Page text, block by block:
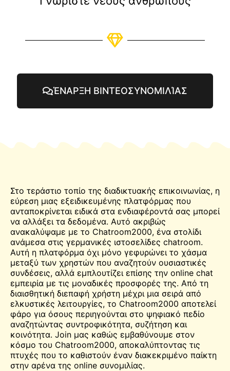
ΈΝΑΡΞΗ ΒΙΝΤΕΟΣΥΝΟΜΙΛΊΑΣ
Στο τεράστιο τοπίο της διαδικτυακής επικοινωνίας, η
εύρεση μιας εξειδικευμένης πλατφόρμας που
ανταποκρίνεται ειδικά στα ενδιαφέροντά σας μπορεί
να αλλάξει τα δεδομένα. Αυτό ακριβώς
ανακαλύψαμε με το Chatroom2000, ένα στολίδι
ανάμεσα στις γερμανικές ιστοσελίδες chatroom.
Αυτή η πλατφόρμα όχι μόνο γεφυρώνει το χάσμα
μεταξύ των χρηστών που αναζητούν ουσιαστικές
συνδέσεις, αλλά εμπλουτίζει επίσης την online chat
εμπειρία με τις μοναδικές προσφορές της. Από τη
διαισθητική διεπαφή χρήστη μέχρι μια σειρά από
ελκυστικές λειτουργίες, το Chatroom2000 αποτελεί
φάρο για όσους περιηγούνται στο ψηφιακό πεδίο
αναζητώντας συντροφικότητα, συζήτηση και
κοινότητα. Join μας καθώς εμβαθύνουμε στον
κόσμο του Chatroom2000, αποκαλύπτοντας τις
πτυχές που το καθιστούν έναν διακεκριμένο παίκτη
στην αρένα της online συνομιλίας.